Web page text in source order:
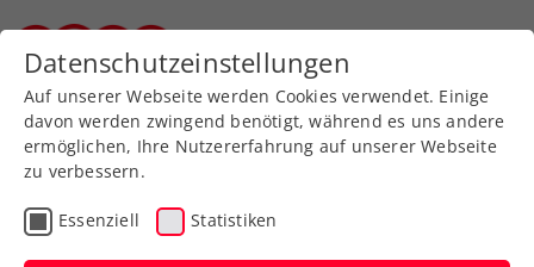
Aktuelle News
Datenschutzeinstellungen
Auf unserer Webseite werden Cookies verwendet. Einige
davon werden zwingend benötigt, während es uns andere
ermöglichen, Ihre Nutzererfahrung auf unserer Webseite
zu verbessern.
Essenziell Statistiken